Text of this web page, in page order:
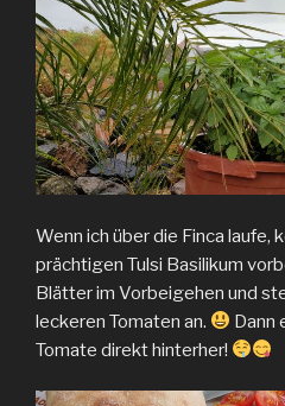
Wenn ich über die Finca laufe,
prächtigen Tulsi Basilikum
Blätter im Vorbeigehen und
leckeren Tomaten an.
Dann
Tomate direkt hinterher!